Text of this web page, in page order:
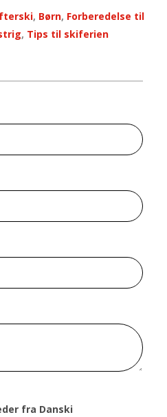
, Børn, Forberedelse til
, Tips til skiferien
fra Danski